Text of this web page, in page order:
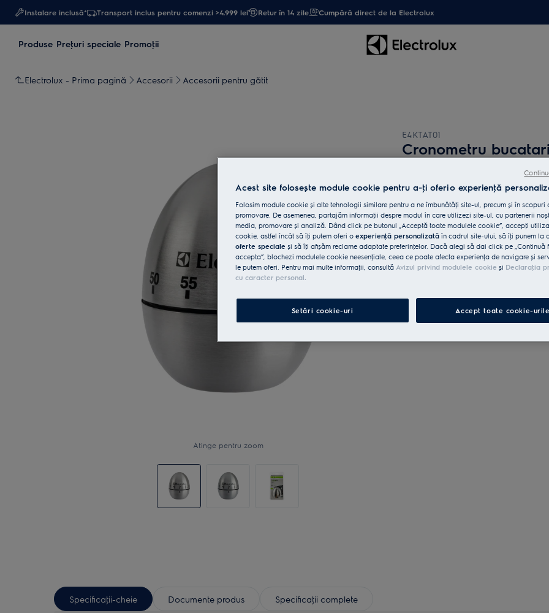
Instalare inclusă* Transport inclus pentru comenzi >4.999 lei Retur în 14 zile Cumpără direct de la Electrolux
Produse Preţuri speciale Promoţii
Electrolux - Prima pagină Accesorii Accesorii pentru gătit
Atinge pentru zoom
E4KTAT01
Cronometru
Beneficii
Cronometru de 60 de minute din inox
Specificaţii-cheie Documente produs Specificaţii complete
Acest site folosește module cookie pentru a-ţi oferi o experienţă
Folosim module cookie și alte tehnologii similare pentru a ne îmbunătăţi site-ul, precum și în scopuri
promovare. De asemenea, partajăm informaţii despre modul în care utilizezi site-ul, cu partenerii
media, promovare și analiză. Dând click pe butonul „Acceptă toate modulele cookie”, accepţi
cookie, astfel încât să îţi putem oferi o experienţă personalizată în cadrul site-ului, să îţi punem la
oferte speciale și să îţi afișăm reclame adaptate preferinţelor. Dacă alegi să dai click pe „Continuă
accepta”, blochezi modulele cookie neesenţiale, ceea ce poate afecta experienţa de navigare și
le putem oferi. Pentru mai multe informaţii, consultă Avizul privind modulele cookie și Declaraţia
cu caracter personal.
Setări cookie-uri Accept toate cookie-